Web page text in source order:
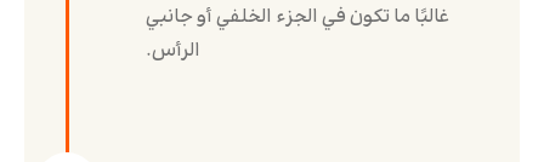
غالبًا ما تكون في الجزء الخلفي أو جانبي
الرأس.